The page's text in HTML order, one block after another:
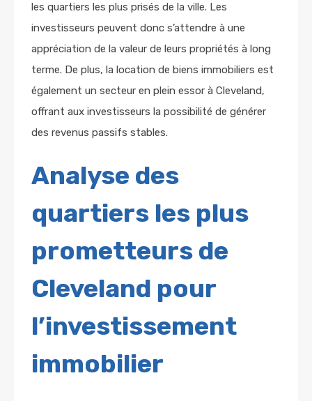
les quartiers les plus prisés de la ville. Les
investisseurs peuvent donc s’attendre à une
appréciation de la valeur de leurs propriétés à long
terme. De plus, la location de biens immobiliers est
également un secteur en plein essor à Cleveland,
offrant aux investisseurs la possibilité de générer
des revenus passifs stables.
Analyse des
quartiers les plus
prometteurs de
Cleveland pour
l’investissement
immobilier